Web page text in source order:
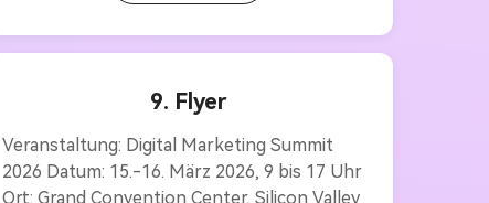
9. Flyer
Veranstaltung: Digital Marketing Summit
2026 Datum: 15.-16. März 2026, 9 bis 17 Uhr
Ort: Grand Convention Center, Silicon Valley